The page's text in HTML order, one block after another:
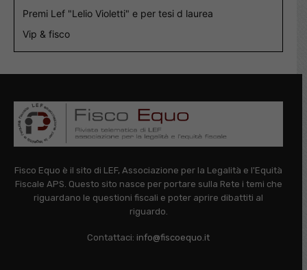
Premi Lef "Lelio Violetti" e per tesi d laurea
Vip & fisco
Fisco Equo è il sito di LEF, Associazione per la Legalità e l'Equità
Fiscale APS. Questo sito nasce per portare sulla Rete i temi che
riguardano le questioni fiscali e poter aprire dibattiti al
riguardo.
Contattaci: info@fiscoequo.it